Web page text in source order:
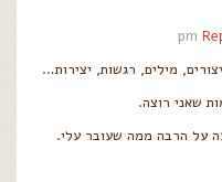
מילים, רגשות, יצירות…
שאני רוצה.
על הרבה ממה שעובר עלי.